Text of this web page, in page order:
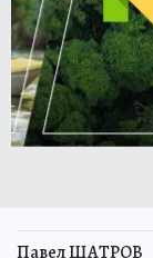
Павел ШАТРОВ